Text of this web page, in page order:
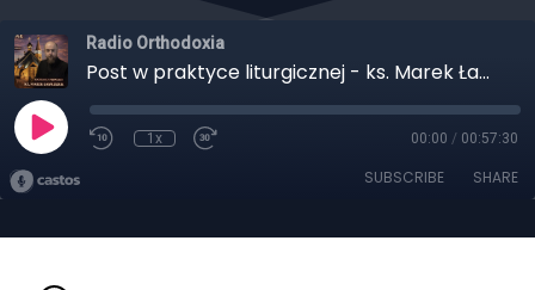
Radio Orthodoxia
Post w praktyce liturgicznej - ks. Marek Ławreszuk. Wielkopostna Wszechnica 2026
1x 00:00 / 00:57:30
SUBSCRIBE SHARE